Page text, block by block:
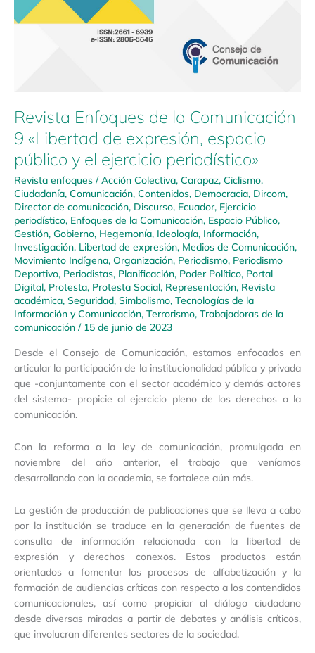
Revista Enfoques de la Comunicación
9 «Libertad de expresión, espacio
público y el ejercicio periodístico»
Revista enfoques /Acción Colectiva, Carapaz, Ciclismo,
Ciudadanía, Comunicación, Contenidos, Democracia, Dircom,
Director de comunicación, Discurso, Ecuador, Ejercicio
periodístico, Enfoques de la Comunicación, Espacio Público,
Gestión, Gobierno, Hegemonía, Ideología, Información,
Investigación, Libertad de expresión, Medios de Comunicación,
Movimiento Indígena, Organización, Periodismo, Periodismo
Deportivo, Periodistas, Planificación, Poder Político, Portal
Digital, Protesta, Protesta Social, Representación, Revista
académica, Seguridad, Simbolismo, Tecnologías de la
Información y Comunicación, Terrorismo, Trabajadoras de la
comunicación / 15 de junio de 2023
Desde el Consejo de Comunicación, estamos enfocados en
articular la participación de la institucionalidad pública y privada
que -conjuntamente con el sector académico y demás actores
del sistema- propicie al ejercicio pleno de los derechos a la
comunicación.
Con la reforma a la ley de comunicación, promulgada en
noviembre del año anterior, el trabajo que veníamos
desarrollando con la academia, se fortalece aún más.
La gestión de producción de publicaciones que se lleva a cabo
por la institución se traduce en la generación de fuentes de
consulta de información relacionada con la libertad de
expresión y derechos conexos. Estos productos están
orientados a fomentar los procesos de alfabetización y la
formación de audiencias críticas con respecto a los contendidos
comunicacionales, así como propiciar al diálogo ciudadano
desde diversas miradas a partir de debates y análisis críticos,
que involucran diferentes sectores de la sociedad.